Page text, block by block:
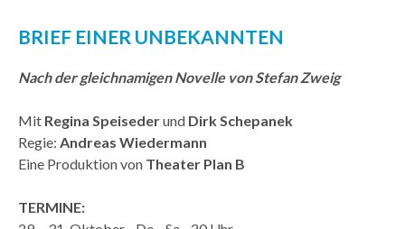
BRIEF EINER UNBEKANNTEN
Nach der gleichnamigen Novelle von Stefan Zweig
Mit Regina Speisederund Dirk Schepanek
Regie: Andreas Wiedermann
Eine Produktion von Theater Plan B
TERMINE: